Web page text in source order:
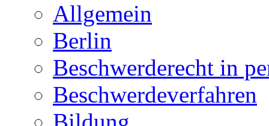
Allgemein
Berlin
Beschwerderecht in
Beschwerdeverfahren